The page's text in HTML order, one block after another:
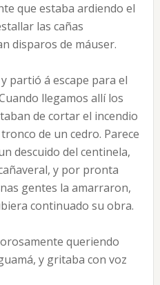
que estaba ardiendo el
las cañas
disparos de máuser.
partió á escape para el
llegamos allí los
de cortar el incendio
de un cedro. Parece
descuido del centinela,
y por pronta
gentes la amarraron,
continuado su obra.
queriendo
y gritaba con voz